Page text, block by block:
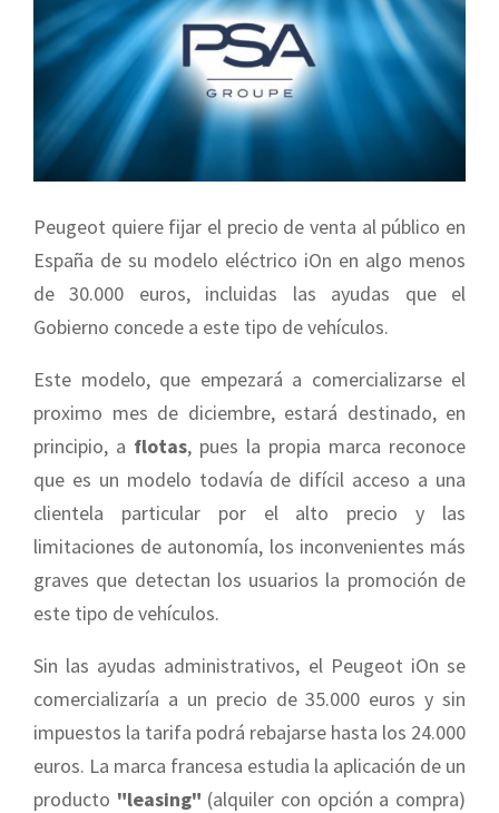
Peugeot quiere fijar el precio de venta al público en
España de su modelo eléctrico iOn en algo menos
de 30.000 euros, incluidas las ayudas que el
Gobierno concede a este tipo de vehículos.
Este modelo, que empezará a comercializarse el
proximo mes de diciembre, estará destinado, en
principio, a flotas, pues la propia marca reconoce
que es un modelo todavía de difícil acceso a una
clientela particular por el alto precio y las
limitaciones de autonomía, los inconvenientes más
graves que detectan los usuarios la promoción de
este tipo de vehículos.
Sin las ayudas administrativos, el Peugeot iOn se
comercializaría a un precio de 35.000 euros y sin
impuestos la tarifa podrá rebajarse hasta los 24.000
euros. La marca francesa estudia la aplicación de un
producto "leasing" (alquiler con opción a compra)